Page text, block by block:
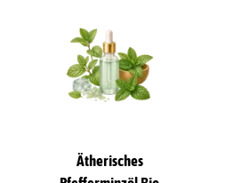
Ätherisches